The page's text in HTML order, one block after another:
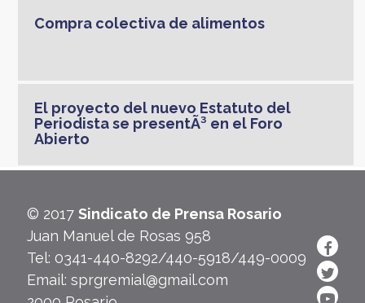
Compra colectiva de alimentos
El proyecto del nuevo Estatuto del
Periodista se presentÃ³ en el Foro
Abierto
© 2017 Sindicato de Prensa Rosario
Juan Manuel de Rosas 958
Tel: 0341-440-8292/440-5918/449-0009
Email: sprgremial@gmail.com